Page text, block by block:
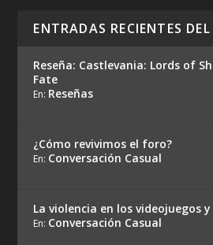
ENTRADAS RECIENTES
Reseña: Castlevania: Lords of
Fate
En: Reseñas
¿Cómo revivimos el foro?
En: Conversación Casual
La violencia en los videojuegos
En: Conversación Casual